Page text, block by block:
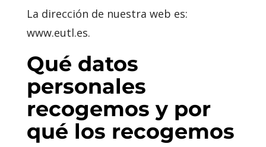
La dirección de nuestra web es:
www.eutl.es.
Qué datos
personales
recogemos y por
qué los recogemos